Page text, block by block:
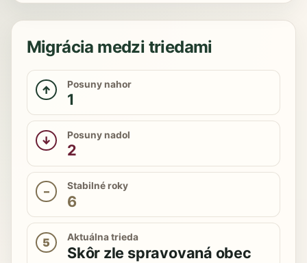
Migrácia medzi triedami
↑ Posuny nahor
1
↓ Posuny nadol
2
– Stabilné roky
6
5 Aktuálna trieda
Skôr zle spravovaná obec